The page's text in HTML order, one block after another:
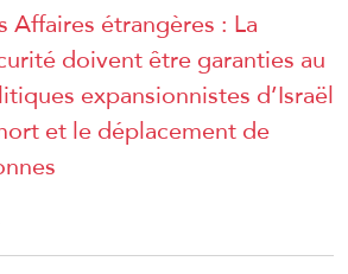
étrangères : La
doivent être garanties au
expansionnistes d’Israël
et le déplacement de